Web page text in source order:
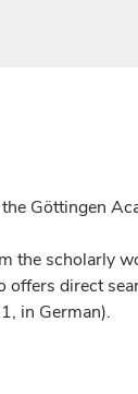
Göttingen
the scholarly
offers direct
in German).